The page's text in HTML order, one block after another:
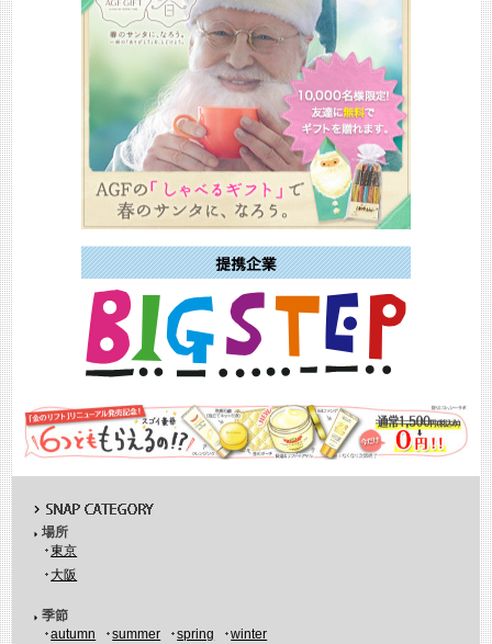
場所
東京
大阪
季節
autumn
summer spring winter